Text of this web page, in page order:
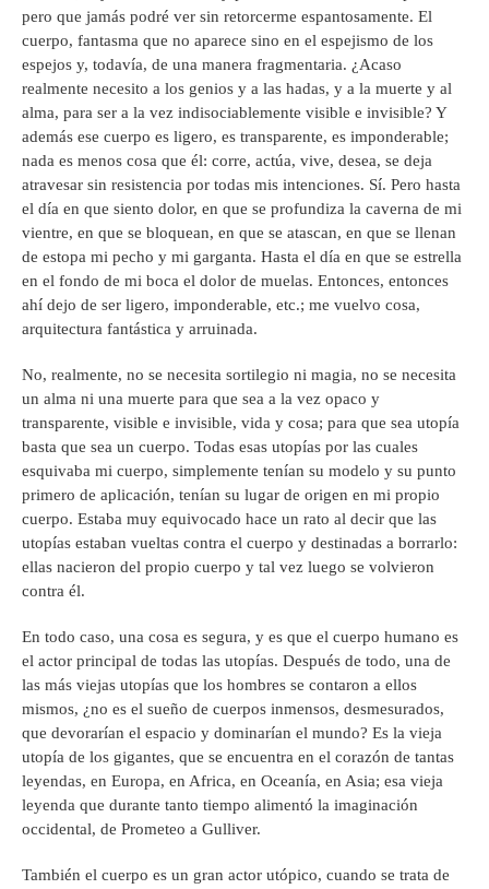
pero que jamás podré ver sin retorcerme espantosamente. El
cuerpo, fantasma que no aparece sino en el espejismo de los
espejos y, todavía, de una manera fragmentaria. ¿Acaso
realmente necesito a los genios y a las hadas, y a la muerte y al
alma, para ser a la vez indisociablemente visible e invisible? Y
además ese cuerpo es ligero, es transparente, es imponderable;
nada es menos cosa que él: corre, actúa, vive, desea, se deja
atravesar sin resistencia por todas mis intenciones. Sí. Pero hasta
el día en que siento dolor, en que se profundiza la caverna de mi
vientre, en que se bloquean, en que se atascan, en que se llenan
de estopa mi pecho y mi garganta. Hasta el día en que se estrella
en el fondo de mi boca el dolor de muelas. Entonces, entonces
ahí dejo de ser ligero, imponderable, etc.; me vuelvo cosa,
arquitectura fantástica y arruinada.
No, realmente, no se necesita sortilegio ni magia, no se necesita
un alma ni una muerte para que sea a la vez opaco y
transparente, visible e invisible, vida y cosa; para que sea utopía
basta que sea un cuerpo. Todas esas utopías por las cuales
esquivaba mi cuerpo, simplemente tenían su modelo y su punto
primero de aplicación, tenían su lugar de origen en mi propio
cuerpo. Estaba muy equivocado hace un rato al decir que las
utopías estaban vueltas contra el cuerpo y destinadas a borrarlo:
ellas nacieron del propio cuerpo y tal vez luego se volvieron
contra él.
En todo caso, una cosa es segura, y es que el cuerpo humano es
el actor principal de todas las utopías. Después de todo, una de
las más viejas utopías que los hombres se contaron a ellos
mismos, ¿no es el sueño de cuerpos inmensos, desmesurados,
que devorarían el espacio y dominarían el mundo? Es la vieja
utopía de los gigantes, que se encuentra en el corazón de tantas
leyendas, en Europa, en Africa, en Oceanía, en Asia; esa vieja
leyenda que durante tanto tiempo alimentó la imaginación
occidental, de Prometeo a Gulliver.
También el cuerpo es un gran actor utópico, cuando se trata de